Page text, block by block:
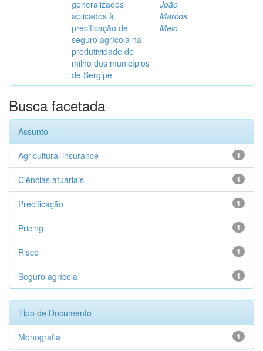
generalizados
aplicados à
precificação de
seguro agrícola na
produtividade de
milho dos municípios
de Sergipe
João
Marcos
Melo
Busca facetada
Assunto
1
Agricultural insurance
1
Ciências atuariais
1
Precificação
1
Pricing
1
Risco
1
Seguro agrícola
Tipo de Documento
1
Monografia